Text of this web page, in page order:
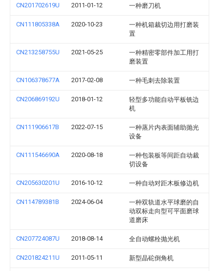
CN201702619U 2011-01-12 一种磨刀机
CN111805338A 2020-10-23
一种机箱裁切边用打磨装
置
CN213258755U 2021-05-25
一种精密零部件加工用打
磨装置
CN106378677A 2017-02-08 一种毛刺去除装置
CN206869192U 2018-01-12
轻型多功能自动平板铣边
机
CN111906617B 2022-07-15
一种蒸片内表面辅助抛光
设备
CN111546690A 2020-08-18
一种包装板等间距自动裁
切设备
CN205630201U 2016-10-12 一种自动对距木板修边机
CN114789381B 2024-06-04
一种双轨道水平球磨的自
动双标走向型可平面磨球
道磨床
CN207724087U 2018-08-14 全自动螺栓抛光机
CN201824211U 2011-05-11 新型晶砣倒角机